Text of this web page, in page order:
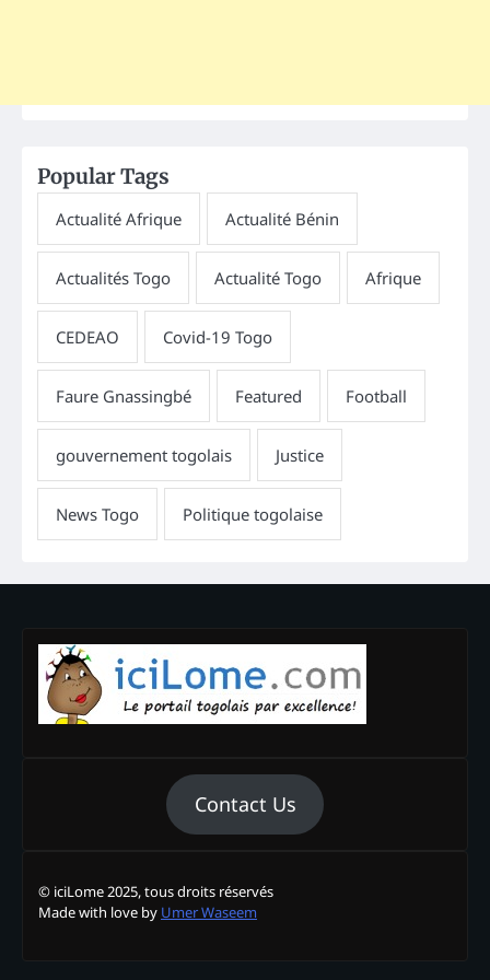
Popular Tags
Contact Us
© iciLome 2025, tous droits réservés
Made with love by Umer Waseem